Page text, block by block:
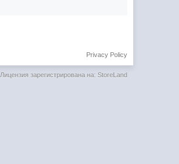
Privacy Policy
Лицензия зарегистрирована на: StoreLand